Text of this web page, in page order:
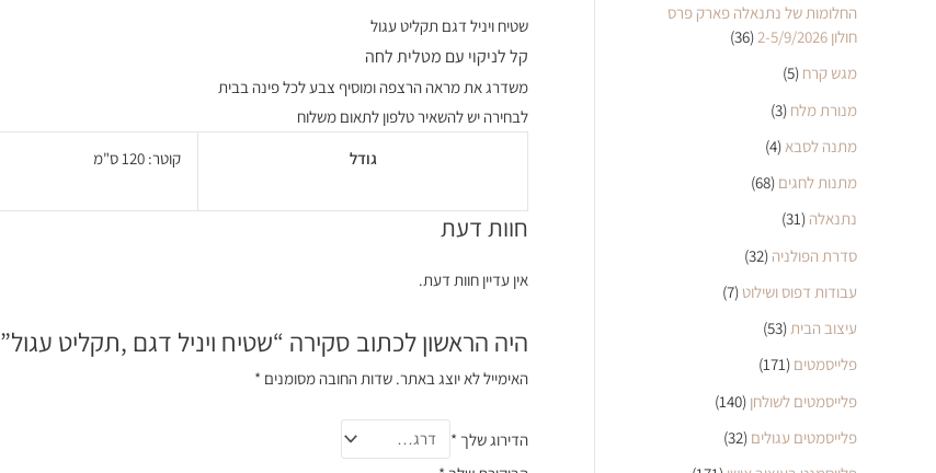
החלומות של נתנאלה פארק פרס
חולון 2-5/9/2026
(36)
מגש קרח (5)
מנורת מלח (3)
מתנה לסבא (4)
מתנות לחגים (68)
נתנאלה (31)
סדרת הפולניה (32)
עבודות דפוס ושילוט (7)
עיצוב הבית(53)
פלייסמטים (171)
פלייסמטים לשולחן (140)
פלייסמטים עגולים (32)
שטיח ויניל דגם תקליט עגול
קל לניקוי עם מטלית לחה
משדרג את מראה הרצפה ומוסיף צבע לכל פינה בבית
לבחירה יש להשאיר טלפון לתאום משלוח
גודל
קוטר: 120 ס"מ
חוות דעת
אין עדיין חוות דעת.
היה הראשון לכתוב סקירה “שטיח ויניל דגם ,תקליט עגול”
האימייל לא יוצג באתר. שדות החובה מסומנים *
הדירוג שלך *